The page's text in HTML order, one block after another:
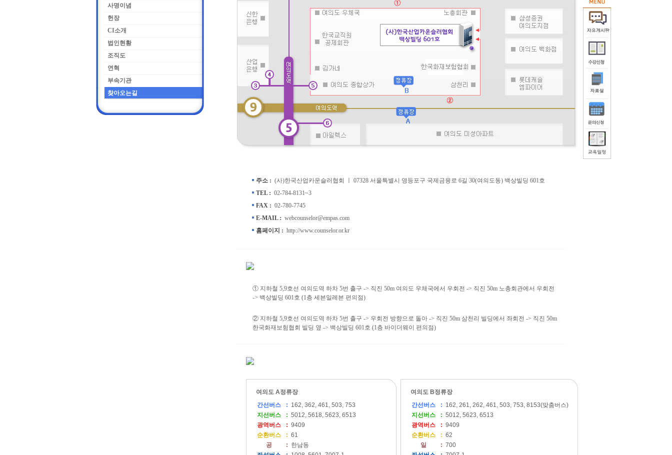
사명이념
헌장
CI소개
법인현황
조직도
연혁
부속기관
찾아오는길
주소 : (사)한국산업카운슬러협회 ㅣ 07328 서울특별시 영등포구 국제금융로 6길 30(여의도동) 백상빌딩 601호
TEL : 02-784-8131~3
FAX : 02-780-7745
E-MAIL : webcounselor@empas.com
홈페이지 : http://www.counselor.or.kr
① 지하철 5,9호선 여의도역 하차 5번 출구 -> 직진 50m 여의도 우체국에서 우회전 -> 직진 50m 노총회관에서 우회전
-> 백상빌딩 601호 (1층 세븐일레븐 편의점)
② 지하철 5,9호선 여의도역 하차 5번 출구 -> 우회전 방향으로 돌아 -> 직진 50m 삼천리 빌딩에서 좌회전 -> 직진 50m
한국화재보험협회 빌딩 옆 -> 백상빌딩 601호 (1층 바이더웨이 편의점)
여의도 A정류장
간선버스
: 162, 362, 461, 503, 753
지선버스
: 5012, 5618, 5623, 6513
광역버스
: 9409
순환버스
: 61
공
: 한남동
여의도 B정류장
간선버스
: 162, 261, 262, 461, 503, 753, 8153(맞춤버스)
지선버스
: 5012, 5623, 6513
광역버스
: 9409
순환버스
: 62
일
: 700